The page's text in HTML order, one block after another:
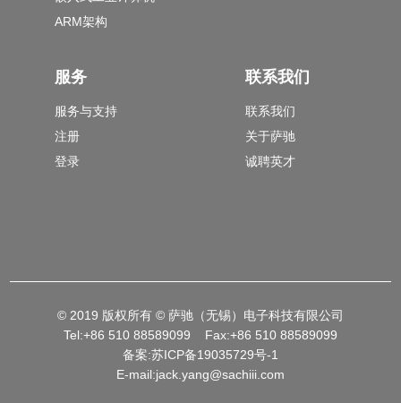
ARM架构
服务
服务与支持
注册
登录
联系我们
联系我们
关于萨驰
诚聘英才
© 2019 版权所有 © 萨驰（无锡）电子科技有限公司
Tel:+86 510 88589099 Fax:+86 510 88589099
备案:苏ICP备19035729号-1
E-mail:jack.yang@sachiii.com